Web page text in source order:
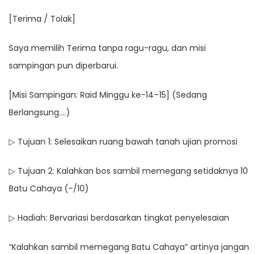
[Terima / Tolak]
Saya memilih Terima tanpa ragu-ragu, dan misi
sampingan pun diperbarui.
[Misi Sampingan: Raid Minggu ke-14–15] (Sedang
Berlangsung….)
▷ Tujuan 1: Selesaikan ruang bawah tanah ujian promosi
▷ Tujuan 2: Kalahkan bos sambil memegang setidaknya 10
Batu Cahaya (-/10)
▷ Hadiah: Bervariasi berdasarkan tingkat penyelesaian
“Kalahkan sambil memegang Batu Cahaya” artinya jangan